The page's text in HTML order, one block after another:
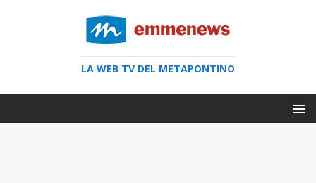
LA WEB TV DEL METAPONTINO